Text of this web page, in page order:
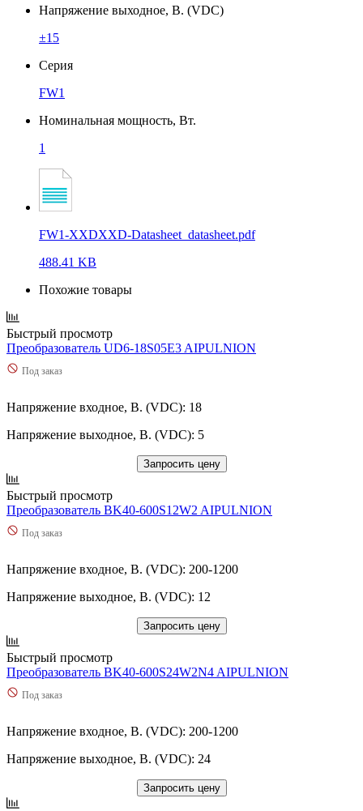
Напряжение выходное, В. (VDC)
±15
Серия
FW1
Номинальная мощность, Вт.
1
FW1-XXDXXD-Datasheet_datasheet.pdf
488.41 KB
Похожие товары
Быстрый просмотр
Преобразователь UD6-18S05E3 AIPULNION
Под заказ
Напряжение входное, В. (VDC): 18
Напряжение выходное, В. (VDC): 5
Запросить цену
Быстрый просмотр
Преобразователь BK40-600S12W2 AIPULNION
Под заказ
Напряжение входное, В. (VDC): 200-1200
Напряжение выходное, В. (VDC): 12
Запросить цену
Быстрый просмотр
Преобразователь BK40-600S24W2N4 AIPULNION
Под заказ
Напряжение входное, В. (VDC): 200-1200
Напряжение выходное, В. (VDC): 24
Запросить цену